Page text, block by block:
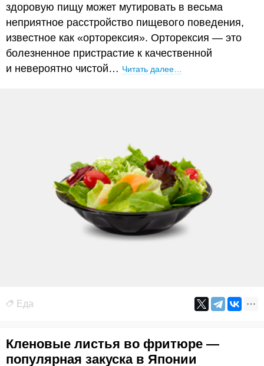
здоровую пищу может мутировать в весьма
неприятное расстройство пищевого поведения,
известное как «орторексия». Орторексия — это
болезненное пристрастие к качественной
и невероятно чистой… Читать далее…
Еда
Кленовые листья во фритюре —
популярная закуска в Японии